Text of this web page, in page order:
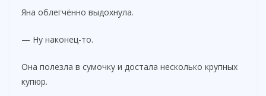
Яна облегчённо выдохнула.
— Ну наконец-то.
Она полезла в сумочку и достала несколько крупных
купюр.